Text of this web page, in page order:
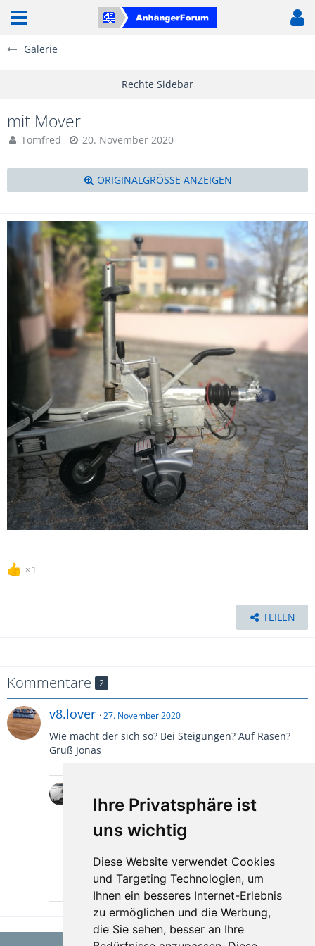
Ihre Privatsphäre ist
uns wichtig
Diese Website verwendet Cookies
und Targeting Technologien, um
Ihnen ein besseres Internet-Erlebnis
zu ermöglichen und die Werbung,
die Sie sehen, besser an Ihre
Galerie
mit Mover
Tomfred 20. November 2020
ORIGINALGRÖSSE ANZEIGEN
1
TEILEN
Kommentare 2
v8.lover 27. November 2020
Wie macht der sich so? Bei Steigungen? Auf Rasen?
Gruß Jonas
Er tut das, was man von ihm erwartet. Die 4%
meiner Einfahrtsteigung schafft er problemlos.
Auf einer Wiese habe ich noch nicht getestet.
Er ist recht langsam und laut.
Ein 2.Gang wäre schön.